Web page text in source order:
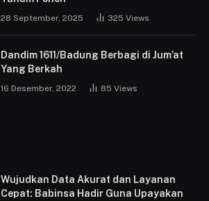
28 September, 2025 325 Views
Dandim 1611/Badung Berbagi di Jum’at
Yang Berkah
16 Desember, 2022 85 Views
Wujudkan Data Akurat dan Layanan
Cepat: Babinsa Hadir Guna Upayakan